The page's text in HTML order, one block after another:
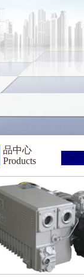
品中心
Products